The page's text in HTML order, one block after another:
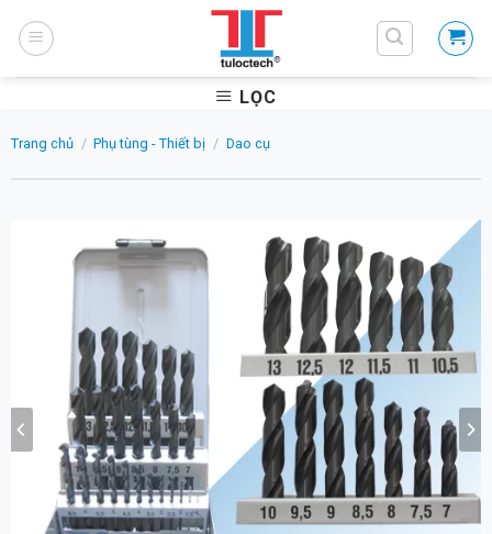
LỌC
Trang chủ / Phụ tùng - Thiết bị / Dao cụ